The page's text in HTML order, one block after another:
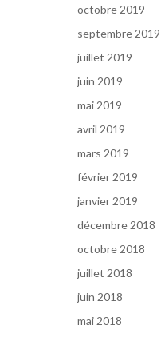
octobre 2019
septembre 2019
juillet 2019
juin 2019
mai 2019
avril 2019
mars 2019
février 2019
janvier 2019
décembre 2018
octobre 2018
juillet 2018
juin 2018
mai 2018